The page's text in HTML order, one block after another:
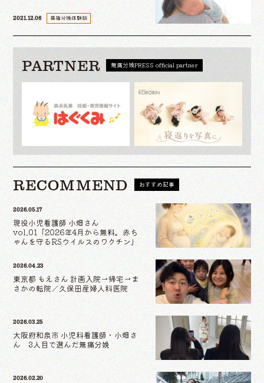
2021.12.06 無痛分娩体験談
PARTNER 無痛分娩PRESS official partner
RECOMMEND おすすめ記事
2026.05.17
現役小児看護師 小畑さん
vol.01「2026年4月から無料。赤ち
ゃんを守るRSウイルスのワクチン」
2026.04.23
東京都 もえさん 計画入院→帰宅→ま
さかの転院／久保田産婦人科医院
2026.03.25
大阪府和泉市 小児科看護師・小畑さ
ん 3人目で選んだ無痛分娩
2026.02.20